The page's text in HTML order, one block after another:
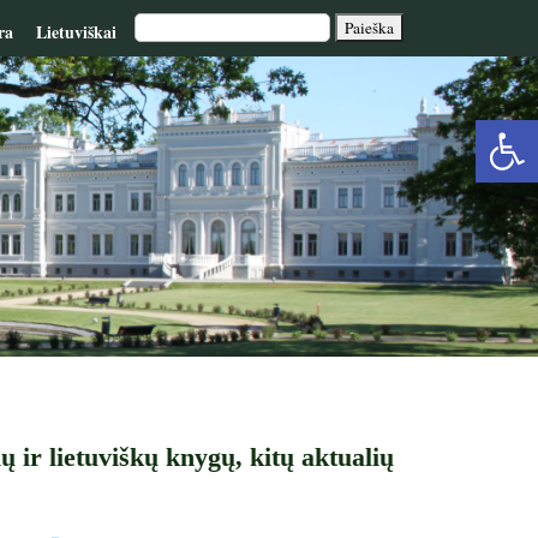
Lietuviškai
ir lietuviškų knygų, kitų aktualių